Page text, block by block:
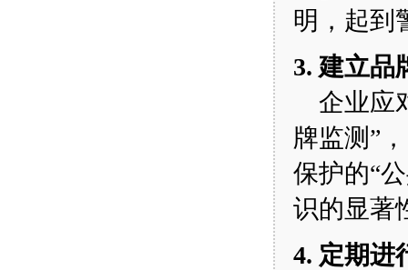
明，起到
3. 建立品
企业应
牌监测”
保护的“
识的显著
4. 定期进